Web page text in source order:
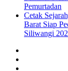
Pemurtadan
Cetak
Barat Siap
Siliwangi